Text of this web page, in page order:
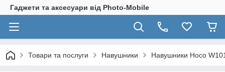
Гаджети та аксесуари від Photo-Mobile
Товари та послуги Навушники Навушники Hoco